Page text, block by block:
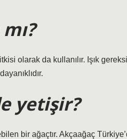
olarak da kullanılır. Işık
yetişir?
bir ağaçtır. Akçaağaç